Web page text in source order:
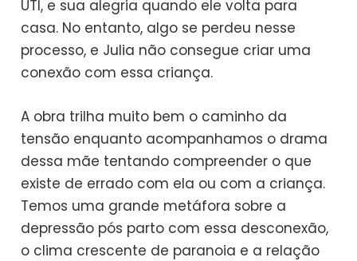
UTI, e sua alegria quando ele volta para
casa. No entanto, algo se perdeu nesse
processo, e Julia não consegue criar uma
conexão com essa criança.
A obra trilha muito bem o caminho da
tensão enquanto acompanhamos o drama
dessa mãe tentando compreender o que
existe de errado com ela ou com a criança.
Temos uma grande metáfora sobre a
depressão pós parto com essa desconexão,
o clima crescente de paranoia e a relação